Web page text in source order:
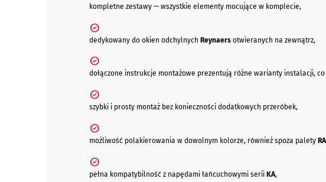
kompletne zestawy — wszystkie elementy mocujące w komplecie,
dedykowany do okien odchylnych Reynaersotwieranych na zewnątrz,
dołączone instrukcje montażowe prezentują różne warianty instalacji,
szybki i prosty montaż bez konieczności dodatkowych przeróbek,
możliwość polakierowania w dowolnym kolorze, również spoza palety
pełna kompatybilność z napędami łańcuchowymi serii KA,